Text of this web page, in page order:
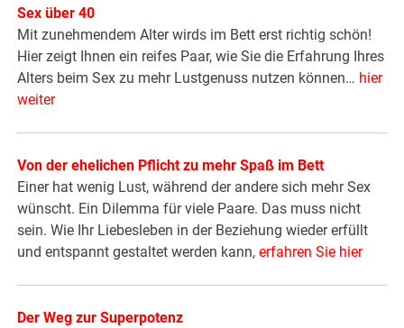
Sex über 40
Mit zunehmendem Alter wirds im Bett erst richtig schön!
Hier zeigt Ihnen ein reifes Paar, wie Sie die Erfahrung Ihres
Alters beim Sex zu mehr Lustgenuss nutzen können… hier
weiter
Von der ehelichen Pflicht zu mehr Spaß im Bett
Einer hat wenig Lust, während der andere sich mehr Sex
wünscht. Ein Dilemma für viele Paare. Das muss nicht
sein. Wie Ihr Liebesleben in der Beziehung wieder erfüllt
und entspannt gestaltet werden kann,erfahren Sie hier
Der Weg zur Superpotenz